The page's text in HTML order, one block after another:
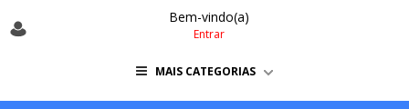
Bem-vindo(a)
Entrar
MAIS CATEGORIAS